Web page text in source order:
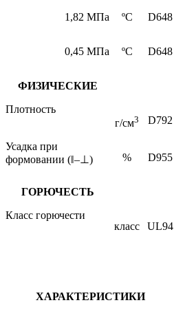
1,82 МПа
ºС D648
0,45 МПа ºС D648
ФИЗИЧЕСКИЕ
Плотность
г/см3 D792
Усадка при
формовании (‖– ⊥ ) % D955
ГОРЮЧЕСТЬ
Класс горючести
класс
UL94
ХАРАКТЕРИСТИКИ